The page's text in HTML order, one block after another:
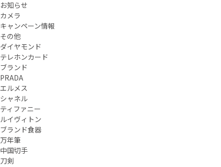
お知らせ
カメラ
キャンペーン情報
その他
ダイヤモンド
テレホンカード
ブランド
PRADA
エルメス
シャネル
ティファニー
ルイヴィトン
ブランド食器
万年筆
中国切手
刀剣